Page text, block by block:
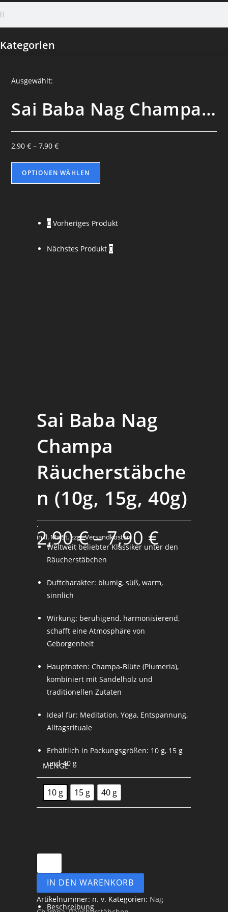
Kategorien
Ausgewählt:
Sai Baba Nag Champa…
2,90€ –7,90€
OPTIONEN WÄHLEN
Vorheriges Produkt
Nächstes Produkt
Sai Baba Nag
Champa
Räucherstäbche
n (10g, 15g, 40g)
2,90€–7,90 €
inkl. MwSt. zzgl. Versandkosten
.
Weltweit beliebter Klassiker unter den
Räucherstäbchen
Duftcharakter: blumig, süß, warm,
sinnlich
Wirkung: beruhigend, harmonisierend,
schafft eine Atmosphäre von
Geborgenheit
Hauptnoten: Champa-Blüte (Plumeria),
kombiniert mit Sandelholz und
traditionellen Zutaten
Ideal für: Meditation, Yoga, Entspannung,
Alltagsrituale
Erhältlich in Packungsgrößen: 10 g, 15 g
und 40 g
MENGE
10 g 15 g 40 g
IN DEN WARENKORB
Artikelnummer: n. v. Kategorien: Nag
Beschreibung